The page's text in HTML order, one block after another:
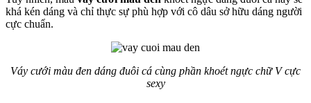
khá kén dáng và chỉ thực sự phù hợp với cô dâu sở hữu dáng người
cực chuẩn.
Váy cưới màu đen dáng đuôi cá cùng phần khoét ngực chữ V cực
sexy